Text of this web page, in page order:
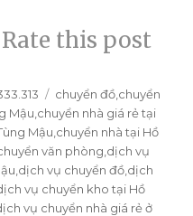
Rate this post
Thẻ
chuyển đồ chuyển
Mậu chuyển nhà giá rẻ tại
Mậu chuyển nhà tại Hồ
văn phòng dịch vụ
dịch vụ chuyển đồ dịch
vụ chuyển kho tại Hồ
vụ chuyển nhà giá rẻ ở